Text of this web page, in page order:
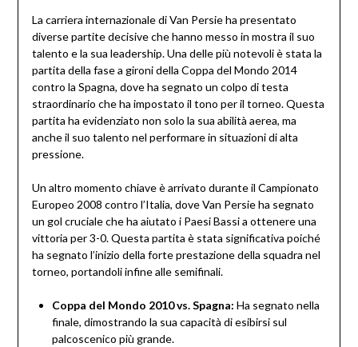
La carriera internazionale di Van Persie ha presentato
diverse partite decisive che hanno messo in mostra il suo
talento e la sua leadership. Una delle più notevoli è stata la
partita della fase a gironi della Coppa del Mondo 2014
contro la Spagna, dove ha segnato un colpo di testa
straordinario che ha impostato il tono per il torneo. Questa
partita ha evidenziato non solo la sua abilità aerea, ma
anche il suo talento nel performare in situazioni di alta
pressione.
Un altro momento chiave è arrivato durante il Campionato
Europeo 2008 contro l’Italia, dove Van Persie ha segnato
un gol cruciale che ha aiutato i Paesi Bassi a ottenere una
vittoria per 3-0. Questa partita è stata significativa poiché
ha segnato l’inizio della forte prestazione della squadra nel
torneo, portandoli infine alle semifinali.
Coppa del Mondo 2010 vs. Spagna: Ha segnato nella
finale, dimostrando la sua capacità di esibirsi sul
palcoscenico più grande.